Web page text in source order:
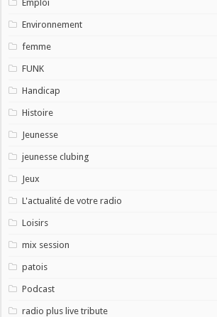
Emploi
Environnement
femme
FUNK
Handicap
Histoire
Jeunesse
jeunesse clubing
Jeux
L'actualité de votre radio
Loisirs
mix session
patois
Podcast
radio plus live tribute